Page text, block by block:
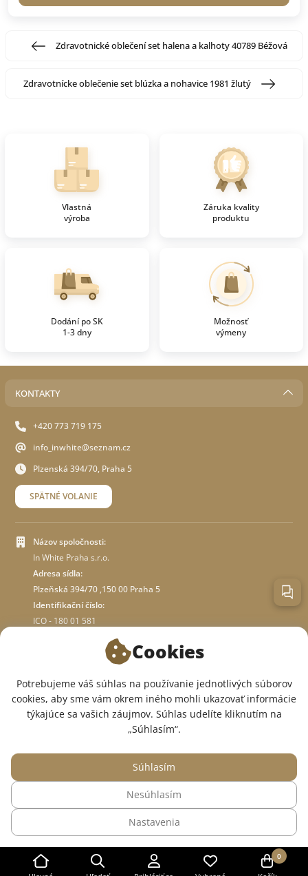
0
Zdravotnické oblečení set halena a kalhoty 40789 Béžová
Zdravotnícke oblečenie set blúzka a nohavice 1981 žlutý
Vlastná
výroba
Záruka kvality
produktu
Dodání po SK
1-3 dny
Možnosť
výmeny
KONTAKTY
+420 773 719 175
info_inwhite@seznam.cz
Plzenská 394/70, Praha 5
SPÄTNÉ VOLANIE
Názov spoločnosti:
In White Praha s.r.o.
Adresa sídla:
Plzeňská 394/70 ,150 00 Praha 5
Identifikační číslo:
ICO - 180 01 581
O OBCHODE
SME V SOCIÁLNYCH SIEŤACH:
© 2015 — 2026, Internetový obchod so zdravotným oblečením InWhite.
Web vytvorilSago Group
Cookies
Potrebujeme váš súhlas na používanie jednotlivých súborov
cookies, aby sme vám okrem iného mohli ukazovať informácie
týkajúce sa vašich záujmov. Súhlas udelíte kliknutím na
„Súhlasím“.
Nastavenia
Nesúhlasím
Súhlasím